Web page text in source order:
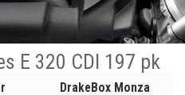
E 320 CDI 197 pk
DrakeBox Monza